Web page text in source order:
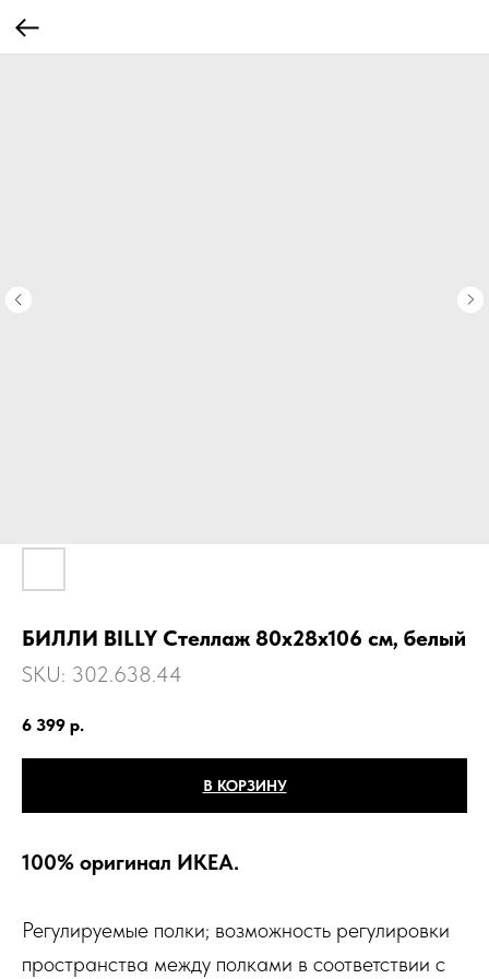
БИЛЛИ BILLY Стеллаж 80х28х106 см, белый
SKU: 302.638.44
6 399 р.
В КОРЗИНУ
100% оригинал ИКЕА.
Регулируемые полки; возможность регулировки
пространства между полками в соответствии с